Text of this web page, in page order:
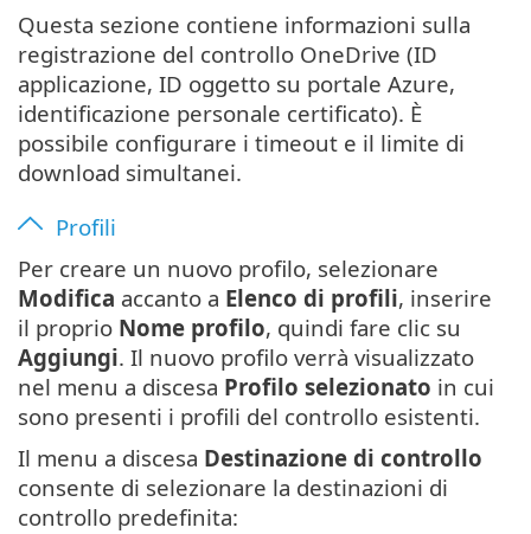
Questa sezione contiene informazioni sulla
registrazione del controllo OneDrive (ID
applicazione, ID oggetto su portale Azure,
identificazione personale certificato). È
possibile configurare i timeout e il limite di
download simultanei.
Profili
Per creare un nuovo profilo, selezionare
Modifica accanto a Elenco di profili, inserire
il proprio Nome profilo, quindi fare clic su
Aggiungi. Il nuovo profilo verrà visualizzato
nel menu a discesa Profilo selezionato in cui
sono presenti i profili del controllo esistenti.
Il menu a discesa Destinazione di controllo
consente di selezionare la destinazioni di
controllo predefinita: